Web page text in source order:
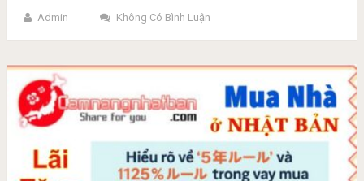
Admin Không Có Bình Luận